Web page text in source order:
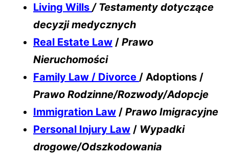
Living Wills / Testamenty dotyczące
decyzji medycznych
Real Estate Law / Prawo
Nieruchomości
Family Law / Divorce / Adoptions /
Prawo Rodzinne/Rozwody/Adopcje
Immigration Law / Prawo Imigracyjne
Personal Injury Law / Wypadki
drogowe/Odszkodowania